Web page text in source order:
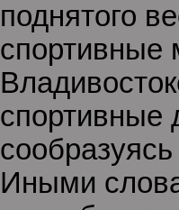
поднятого
спортивные
спортивные
Иными